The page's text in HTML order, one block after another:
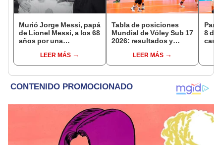
Murió Jorge Messi, papá
de Lionel Messi, a los 68
años por una
LEER MÁS
Tabla de posiciones
Mundial de Vóley Sub 17
2026: resultados y
de gruposLEER MÁS
8 de